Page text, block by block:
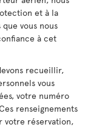
et à la
vous nous
à cet
recueillir,
vous
votre numéro
renseignements
votre réservation,